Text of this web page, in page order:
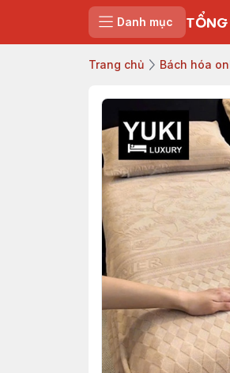
Danh mục
Trang chủ Bách hóa